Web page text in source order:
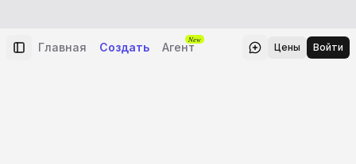
Главная Создать Агент
New
Цены Войти